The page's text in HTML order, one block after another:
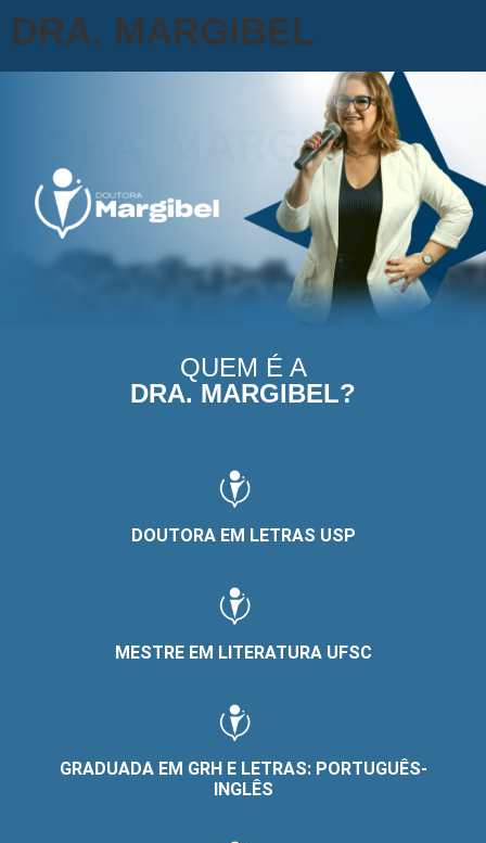
DRA. MARGIBEL
QUEM É A
DRA. MARGIBEL?
DOUTORA EM LETRAS USP
MESTRE EM LITERATURA UFSC
GRADUADA EM GRH E LETRAS: PORTUGUÊS-
INGLÊS